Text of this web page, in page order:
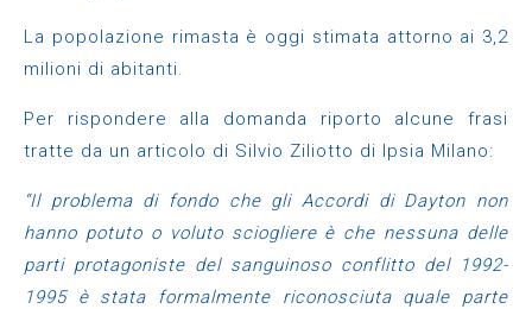
La popolazione rimasta è oggi stimata attorno ai 3,2
milioni di abitanti.
Per rispondere alla domanda riporto alcune frasi
tratte da un articolo di Silvio Ziliotto di Ipsia Milano:
“Il problema di fondo che gli Accordi di Dayton non
hanno potuto o voluto sciogliere è che nessuna delle
parti protagoniste del sanguinoso conflitto del 1992-
1995 è stata formalmente riconosciuta quale parte